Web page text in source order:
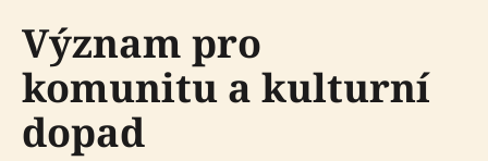
Význam pro
komunitu a kulturní
dopad